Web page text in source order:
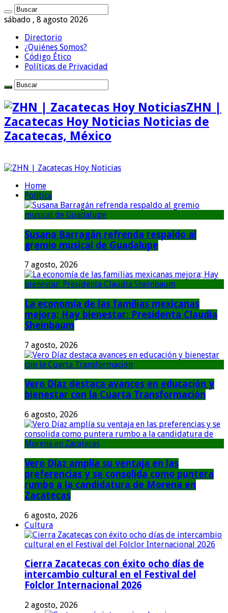
sábado , 8 agosto 2026
Directorio
¿Quiénes Somos?
Código Ético
Políticas de Privacidad
ZHN |
Zacatecas Hoy Noticias Noticias de
Zacatecas, México
Home
Política
Susana Barragán refrenda respaldo al
gremio musical de Guadalupe
7 agosto, 2026
La economía de las familias mexicanas
mejora; Hay bienestar: Presidenta Claudia
Sheinbaum
7 agosto, 2026
Vero Díaz destaca avances en educación y
bienestar con la Cuarta Transformación
6 agosto, 2026
Vero Díaz amplía su ventaja en las
preferencias y se consolida como puntera
rumbo a la candidatura de Morena en
Zacatecas
6 agosto, 2026
Cultura
Cierra Zacatecas con éxito ocho días de
intercambio cultural en el Festival del
Folclor Internacional 2026
2 agosto, 2026